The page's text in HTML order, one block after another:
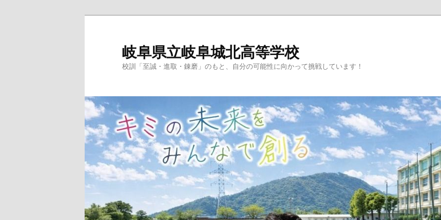
岐阜県立岐阜城北高等学校
校訓「至誠・進取・錬磨」のもと、自分の可能性に向かって挑戦しています！